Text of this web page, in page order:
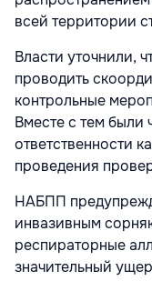
всей территории
Власти уточнили,
проводить
контрольные
Вместе с тем были
ответственности
проведения
НАБПП
инвазивным
респираторные
значительный